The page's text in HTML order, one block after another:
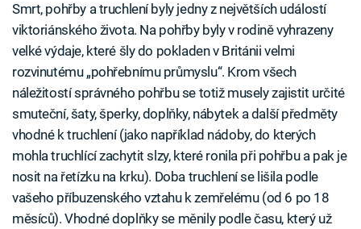
Smrt, pohřby a truchlení byly jedny z největších událostí
viktoriánského života. Na pohřby byly v rodině vyhrazeny
velké výdaje, které šly do pokladen v Británii velmi
rozvinutému „pohřebnímu průmyslu“. Krom všech
náležitostí správného pohřbu se totiž musely zajistit určité
smuteční, šaty, šperky, doplňky, nábytek a další předměty
vhodné k truchlení (jako například nádoby, do kterých
mohla truchlící zachytit slzy, které ronila při pohřbu a pak je
nosit na řetízku na krku). Doba truchlení se lišila podle
vašeho příbuzenského vztahu k zemřelému (od 6 po 18
měsíců). Vhodné doplňky se měnily podle času, který už